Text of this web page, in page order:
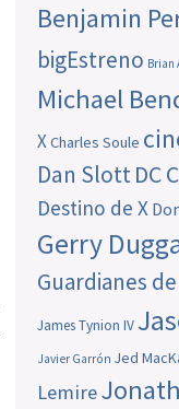
Benjamin
bigEstreno Brian
Michael
XCharles Soule
Dan SlottDC
Destino de X
Gerry
Guardianes
James Tynion IV
Javier Garrón Jed
Lemire